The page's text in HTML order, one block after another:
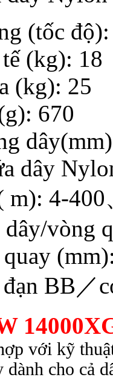
(tốc
(kg): 18
(kg): 25
670
dây
m): 4-
vòng
BB／
với kỹ
dành cho cả